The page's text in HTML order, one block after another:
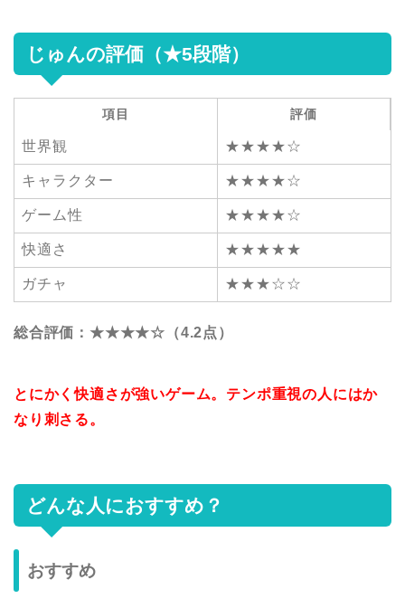
じゅんの評価（★5段階）
項目 評価
世界観 ★★★★☆
キャラクター ★★★★☆
ゲーム性 ★★★★☆
快適さ ★★★★★
ガチャ ★★★☆☆
総合評価：★★★★☆（4.2点）
とにかく快適さが強いゲーム。テンポ重視の人にはか
なり刺さる。
どんな人におすすめ？
おすすめ